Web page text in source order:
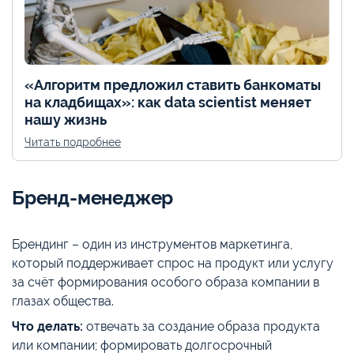
«Алгоритм предложил ставить банкоматы
на кладбищах»: как data scientist меняет
нашу жизнь
Читать подробнее
Бренд-менеджер
Брендинг – один из инструментов маркетинга,
который поддерживает спрос на продукт или услугу
за счёт формирования особого образа компании в
глазах общества.
Что делать: отвечать за создание образа продукта
или компании; формировать долгосрочный